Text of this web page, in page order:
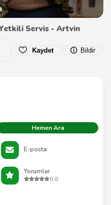
Yetkili Servis - Artvin
Kaydet Bildir
Hemen Ara
E-posta
Yorumlar
0.0